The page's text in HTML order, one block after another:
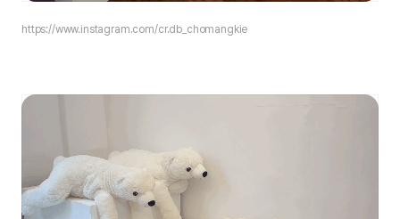
https://www.instagram.com/cr.db_chomangkie